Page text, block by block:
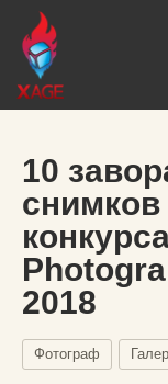
10
2018
Фотограф